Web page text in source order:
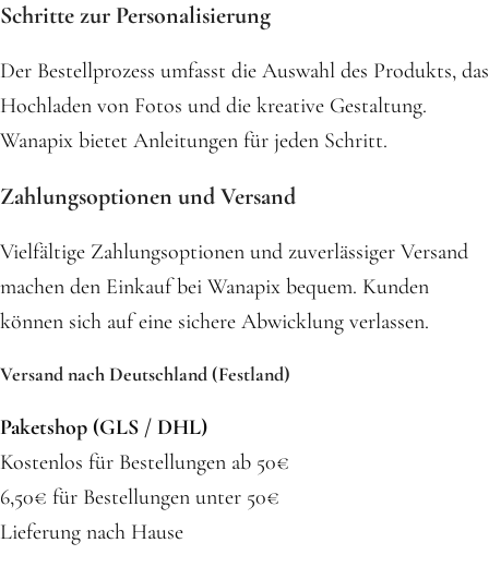
Schritte zur Personalisierung
Der Bestellprozess umfasst die Auswahl des Produkts, das
Hochladen von Fotos und die kreative Gestaltung.
Wanapix bietet Anleitungen für jeden Schritt.
Zahlungsoptionen und Versand
Vielfältige Zahlungsoptionen und zuverlässiger Versand
machen den Einkauf bei Wanapix bequem. Kunden
können sich auf eine sichere Abwicklung verlassen.
Versand nach Deutschland (Festland)
Paketshop (GLS / DHL)
Kostenlos für Bestellungen ab 50€
6,50€ für Bestellungen unter 50€
Lieferung nach Hause